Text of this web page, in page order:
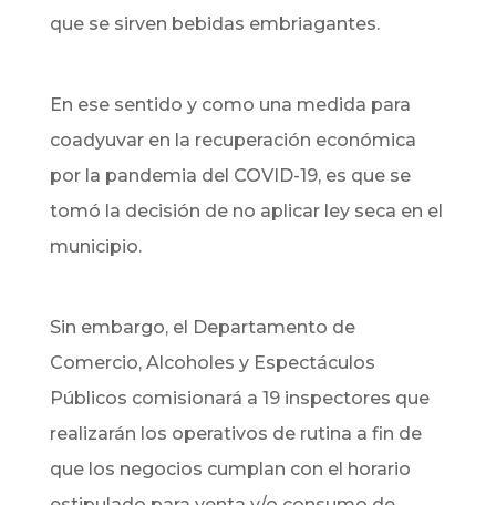
que se sirven bebidas embriagantes.
En ese sentido y como una medida para
coadyuvar en la recuperación económica
por la pandemia del COVID-19, es que se
tomó la decisión de no aplicar ley seca en el
municipio.
Sin embargo, el Departamento de
Comercio, Alcoholes y Espectáculos
Públicos comisionará a 19 inspectores que
realizarán los operativos de rutina a fin de
que los negocios cumplan con el horario